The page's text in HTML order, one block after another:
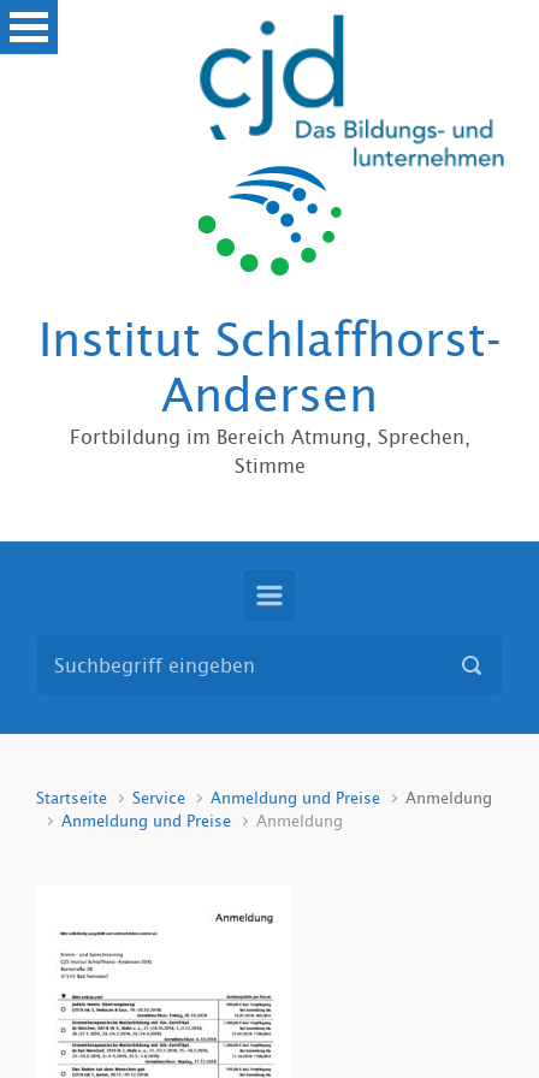
Institut Schlaffhorst-
Andersen
Fortbildung im Bereich Atmung, Sprechen,
Stimme
Startseite Service Anmeldung und Preise
Anmeldung
Anmeldung und Preise
Anmeldung